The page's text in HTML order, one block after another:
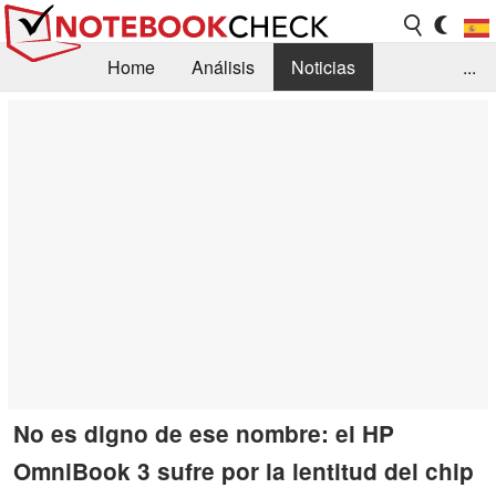
Home Análisis
Noticias
...
No es digno de ese nombre: el HP
OmniBook 3 sufre por la lentitud del chip